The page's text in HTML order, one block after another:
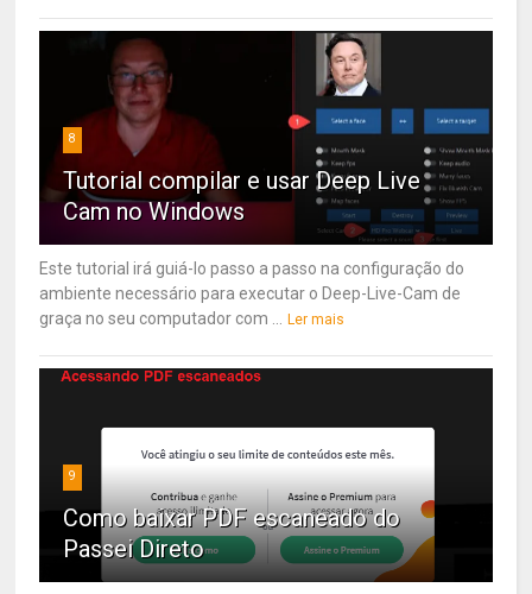
8
Tutorial compilar e usar Deep Live
Cam no Windows
Este tutorial irá guiá-lo passo a passo na configuração do
ambiente necessário para executar o Deep-Live-Cam de
graça no seu computador com ...
Ler mais
9
Como baixar PDF escaneado do
Passei Direto